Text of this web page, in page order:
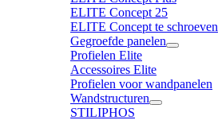
ELITE Concept 25
ELITE Concept te schroeven
Gegroefde panelen
Profielen Elite
Accessoires Elite
Profielen voor wandpanelen
Wandstructuren
STILIPHOS